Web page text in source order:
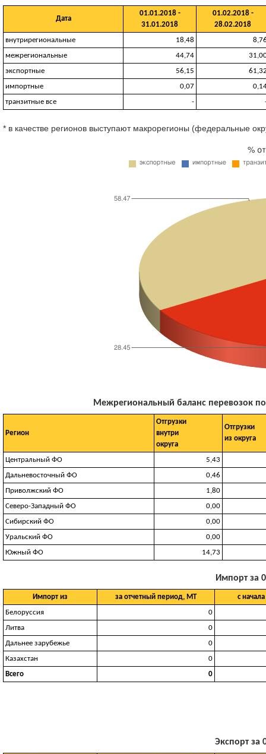
Дата
01.01.2018 -
31.01.2018
01.02.2018 -
28.02.2018
внутрирегиональные
18,48
межрегиональные
44,74
экспортные
56,15
импортные
0,07
транзитные все
-
* в качестве регионов выступают макрорегионы (федеральные
Межрегиональный баланс перевозок
Регион
Отгрузки
внутри
округа
Отгрузки
из округа
Центральный ФО
5,43
Дальневосточный ФО
0,46
Приволжский ФО
1,80
Северо-Западный ФО
0,00
Сибирский ФО
0,00
Уральский ФО
0,00
Южный ФО
14,73
Импорт за
Импорт из за отчетный период, МТ
с
Белоруссия
0
Литва
0
Дальнее зарубежье
0
Казахстан
0
Всего
0
Экспорт за